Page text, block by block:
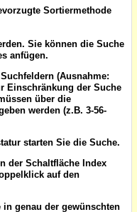
Sortiermethode
Sie können die Suche
anfügen.
(Ausnahme:
Einschränkung der Suche
über die
werden (z.B. 3-56-
starten Sie die Suche.
der Schaltfläche Index
auf den
genau der gewünschten